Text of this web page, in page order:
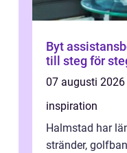
Byt assistansbolag så går
till steg för
07 augusti 2026
inspiration
Halmstad har
stränder,